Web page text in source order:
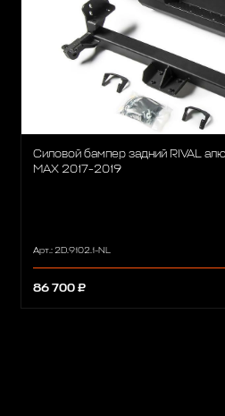
Силовой бампер задний RIVAL
MAX 2017-2019
Арт.: 2D.9102.1-NL
86 700 ₽